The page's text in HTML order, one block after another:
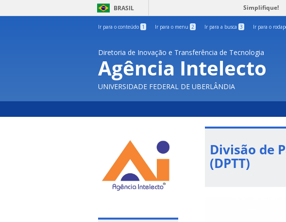
BRASIL Simplifique!
Ir para o conteúdo 1 Ir para o menu 2 Ir para a busca 3 Ir para o
Diretoria de Inovação e Transferência de Tecnologia
Agência Intelecto
UNIVERSIDADE FEDERAL DE UBERLÂNDIA
Divisão de
(DPTT)